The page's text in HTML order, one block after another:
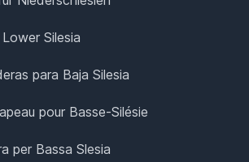
Silesia
para Baja Silesia
pour Basse-Silésie
per Bassa Slesia